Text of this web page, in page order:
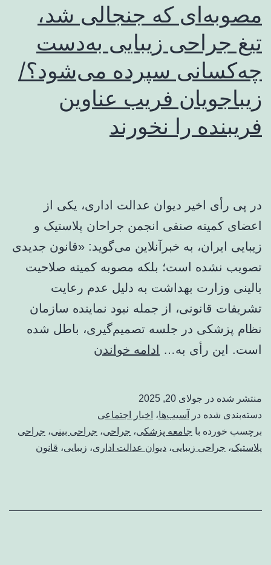
مصوبه‌ای که جنجالی شد،
تیغ جراحی زیبایی به‌دست
چه‌کسانی سپرده می‌شود؟/
زیباجویان فریب عناوین
فریبنده را نخورند
در پی رأی اخیر دیوان عدالت اداری، یکی از
اعضای کمیته صنفی انجمن جراحان پلاستیک و
زیبایی ایران، به خبرآنلاین می‌گوید: «قانون جدیدی
تصویب نشده است؛ بلکه مصوبه کمیته صلاحیت
بالینی وزارت بهداشت به دلیل عدم رعایت
تشریفات قانونی، از جمله نبود نماینده سازمان
نظام پزشکی در جلسه تصمیم‌گیری، باطل شده
است. این رأی به… ادامه خواندن
تیغ
جراحی
چه‌کسانی
منتشر شده در جولای 20, 2025
دسته‌بندی شده در
آسیب‌ها، اخبار اجتماعی
برچسب خورده با جامعه پزشکی، جراحی، جراحی بینی، جراحی
پلاستیک، جراحی زیبایی، دیوان عدالت اداری، زیبایی، قانون